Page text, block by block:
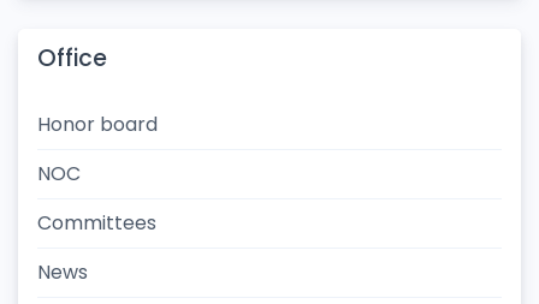
Office
Honor board
NOC
Committees
News